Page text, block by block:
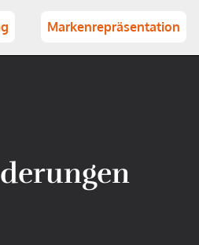
Markenrepräsentation